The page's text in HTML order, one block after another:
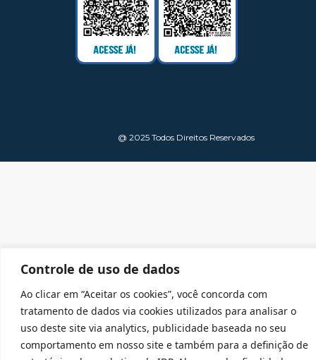
Controle de uso de dados
Ao clicar em “Aceitar os cookies”, você concorda com
tratamento de dados via cookies utilizados para analisar o
uso deste site via analytics, publicidade baseada no seu
comportamento em nosso site e também para a definição de
@ 2025 Todos Direitos Reservados